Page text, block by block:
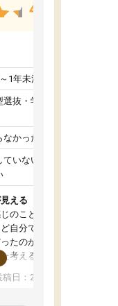
4.8
1年未満
選抜・学校推薦型選抜
かった
ていない/結果が出て
える
のことがしたい」
自分で自己分析をし
たのが、コーチと話
考えることで、もっ
できました。いつで
1つの魅力です。ま
稿日：2024年10月31日